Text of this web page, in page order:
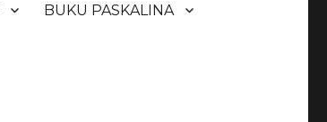
BUKU PASKALINA